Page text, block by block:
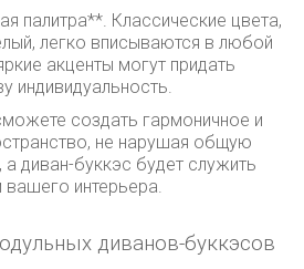
палитра**. Классические цвета,
легко вписываются в любой
акценты могут придать
индивидуальность.
создать гармоничное и
не нарушая общую
диван-буккэс будет служить
интерьера.
диванов-буккэсов